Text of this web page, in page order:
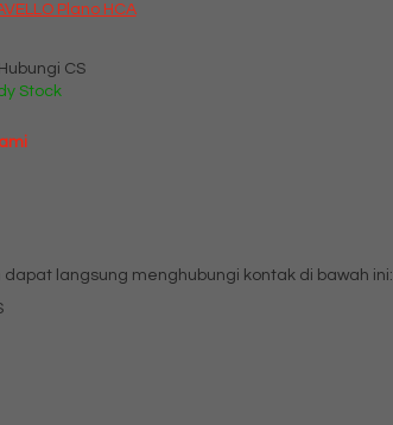
Plano HCA
CS
Stock
dapat langsung menghubungi kontak di bawah ini: